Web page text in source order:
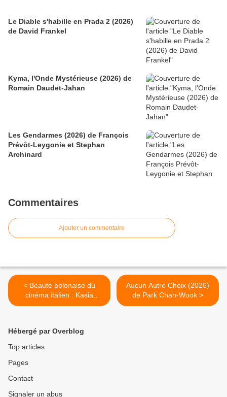
Le Diable s'habille en Prada 2 (2026)
de David Frankel
Kyma, l'Onde Mystérieuse (2026) de
Romain Daudet-Jahan
Les Gendarmes (2026) de François
Prévôt-Leygonie et Stephan
Archinard
Commentaires
Ajouter un commentaire
< Beauté polonaise du
cinéma italien : Kasia
Smutniak
Aucun Autre Choix (2026)
de Park Chan-Wook >
Hébergé par Overblog
Top articles
Pages
Contact
Signaler un abus